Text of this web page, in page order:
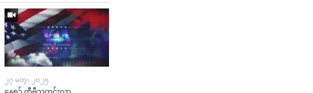
၂၇ မတ္၊ ၂၀၂၅
နေ့စဉ် တီဗွီသတင်းလွှာ